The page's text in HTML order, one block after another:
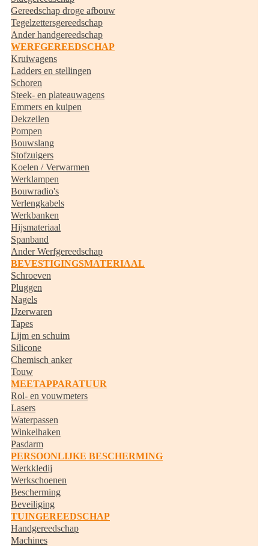
Gereedschap droge afbouw
Tegelzettersgereedschap
Ander handgereedschap
WERFGEREEDSCHAP
Kruiwagens
Ladders en stellingen
Schoren
Steek- en plateauwagens
Emmers en kuipen
Dekzeilen
Pompen
Bouwslang
Stofzuigers
Koelen / Verwarmen
Werklampen
Bouwradio's
Verlengkabels
Werkbanken
Hijsmateriaal
Spanband
Ander Werfgereedschap
BEVESTIGINGSMATERIAAL
Schroeven
Pluggen
Nagels
IJzerwaren
Tapes
Lijm en schuim
Silicone
Chemisch anker
Touw
MEETAPPARATUUR
Rol- en vouwmeters
Lasers
Waterpassen
Winkelhaken
Pasdarm
PERSOONLIJKE BESCHERMING
Werkkledij
Werkschoenen
Bescherming
Beveiliging
TUINGEREEDSCHAP
Handgereedschap
Machines